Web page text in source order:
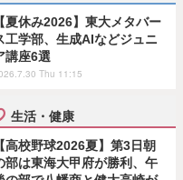
【夏休み2026】東大メタバー
工学部、生成AIなどジュニ
講座6選
Thu 11:15
生活・健康
【高校野球2026夏】第3日朝
部は東海大甲府が勝利、午